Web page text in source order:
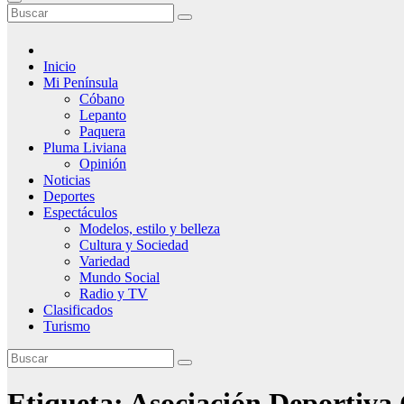
Inicio
Mi Península
Cóbano
Lepanto
Paquera
Pluma Liviana
Opinión
Noticias
Deportes
Espectáculos
Modelos, estilo y belleza
Cultura y Sociedad
Variedad
Mundo Social
Radio y TV
Clasificados
Turismo